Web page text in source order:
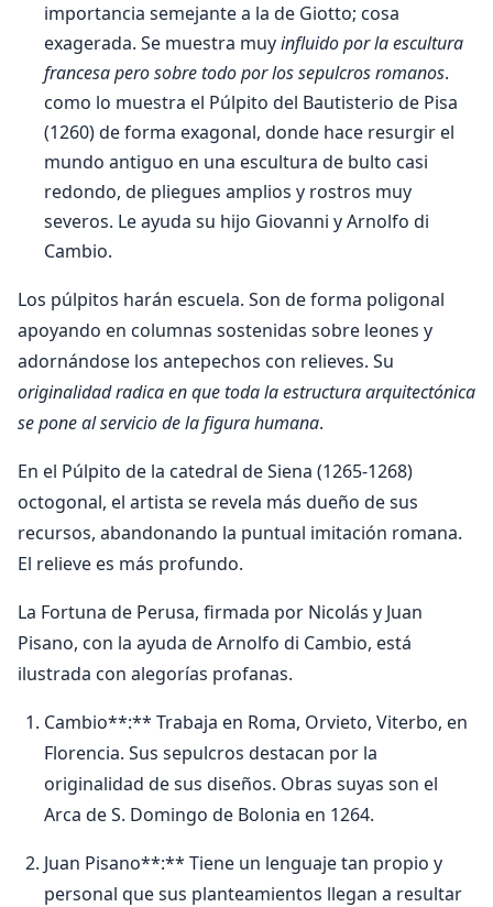
importancia semejante a la de Giotto; cosa
exagerada. Se muestra muyinfluido por la escultura
francesa pero sobre todo por los sepulcros romanos.
como lo muestra el Púlpito del Bautisterio de Pisa
(1260) de forma exagonal, donde hace resurgir el
mundo antiguo en una escultura de bulto casi
redondo, de pliegues amplios y rostros muy
severos. Le ayuda su hijo Giovanni y Arnolfo di
Cambio.
Los púlpitos harán escuela. Son de forma poligonal
apoyando en columnas sostenidas sobre leones y
adornándose los antepechos con relieves. Su
originalidad radica en que toda la estructura arquitectónica
se pone al servicio de la figura humana.
En el Púlpito de la catedral de Siena (1265-1268)
octogonal, el artista se revela más dueño de sus
recursos, abandonando la puntual imitación romana.
El relieve es más profundo.
La Fortuna de Perusa, firmada por Nicolás y Juan
Pisano, con la ayuda de Arnolfo di Cambio, está
ilustrada con alegorías profanas.
Cambio**:** Trabaja en Roma, Orvieto, Viterbo, en
Florencia. Sus sepulcros destacan por la
originalidad de sus diseños. Obras suyas son el
Arca de S. Domingo de Bolonia en 1264.
Juan Pisano**:** Tiene un lenguaje tan propio y
personal que sus planteamientos llegan a resultar